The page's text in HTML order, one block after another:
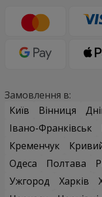
Замовлення в:
Київ
Вінниця
Івано-Франківськ
Кременчук
Одеса
Полтава
Ужгород
Харків